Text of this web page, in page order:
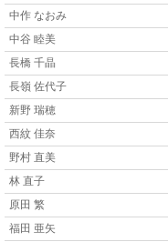
中作 なおみ
中谷 睦美
長橋 千晶
長嶺 佐代子
新野 瑞穂
西紋 佳奈
野村 直美
林 直子
原田 繁
福田 亜矢